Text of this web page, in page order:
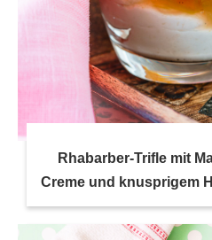
Rhabarber-Trifle mit
Creme und knusprigem